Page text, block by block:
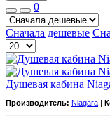
0
Сначала дешевые
Душевая кабина
Производитель: Niagara